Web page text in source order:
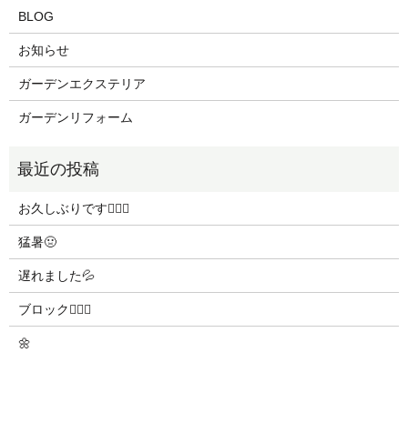
BLOG
お知らせ
ガーデンエクステリア
ガーデンリフォーム
お久しぶりです🙇🏻‍♀️
猛暑🤢
遅れました💦
ブロック👷🏻‍♀️
🌼